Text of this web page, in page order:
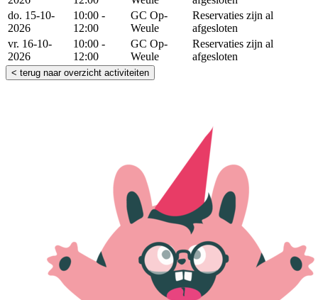
do. 15-10-
2026
10:00 -
12:00
GC Op-
Weule
Reservaties zijn al
afgesloten
vr. 16-10-
2026
10:00 -
12:00
GC Op-
Weule
Reservaties zijn al
afgesloten
< terug naar overzicht activiteiten